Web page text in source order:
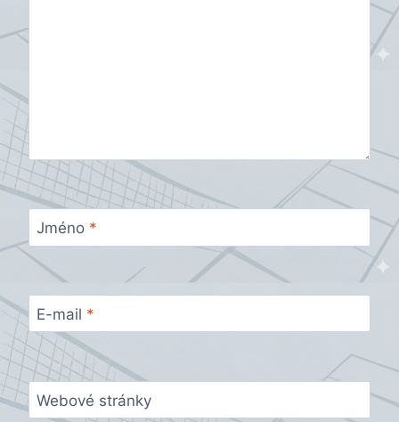
Jméno *
E-mail *
Webové stránky